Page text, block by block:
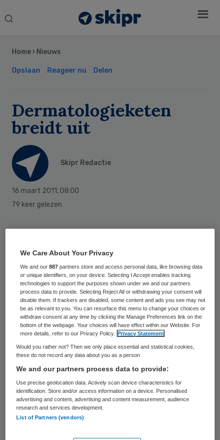
Search
Home › Nieuws
Opslaan Reageer nu Delen
Dermatologieketen
breidt uit
Skipr Redactie
16 maart 2011, 08:00
79 keer gelezen
Mauritsklinieken breidt uit naar Amsterdam.
Met vestigingen in Den Haag, Utrecht en
Nijmegen wordt in april de vijfde
Mauritskliniek in Amsterdam geopend.
Toegankelijk
De Mauritsklinieken, onderdeel van de
Smolders en Jansen Medical Group
afficheert zichzelf met er twaalf
dermatologen en zes vaatchirurgen als de
grootste zelfstandige polikliniek
dermatologie in Nederland. De kliniek richt
zich op huidaandoeningen als eczeem, acne,
Sidebar
We Care About Your Privacy
We and our887 partners store and access personal data, like browsing data
or unique identifiers, on your device. Selecting I Accept enables tracking
technologies to support the purposes shown under we and our partners
process data to provide. Selecting Reject All or withdrawing your consent will
disable them. If trackers are disabled, some content and ads you see may not
be as relevant to you. You can resurface this menu to change your choices or
withdraw consent at any time by clicking the Manage Preferences link on the
bottom of the webpage. Your choices will have effect within our Website. For
more details, refer to our Privacy Policy.
Privacy Statement
Would you rather not? Then we only place essential and statistical cookies,
these do not record any data about you as a person
We and our partners process data to provide:
Use precise geolocation data. Actively scan device characteristics for
identification. Store and/or access information on a device. Personalised
advertising and content, advertising and content measurement, audience
research and services development.
List of Partners (vendors)